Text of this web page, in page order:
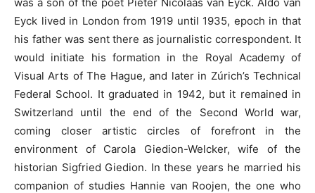
Eyck lived in London from 1919 until 1935, epoch in that
his father was sent there as journalistic correspondent. It
would initiate his formation in the Royal Academy of
Visual Arts of The Hague, and later in Zúrich’s Technical
Federal School. It graduated in 1942, but it remained in
Switzerland until the end of the Second World war,
coming closer artistic circles of forefront in the
environment of Carola Giedion-Welcker, wife of the
historian Sigfried Giedion. In these years he married his
companion of studies Hannie van Roojen, the one who